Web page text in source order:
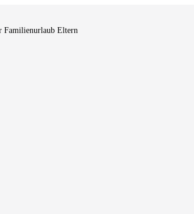
Familienurlaub Eltern